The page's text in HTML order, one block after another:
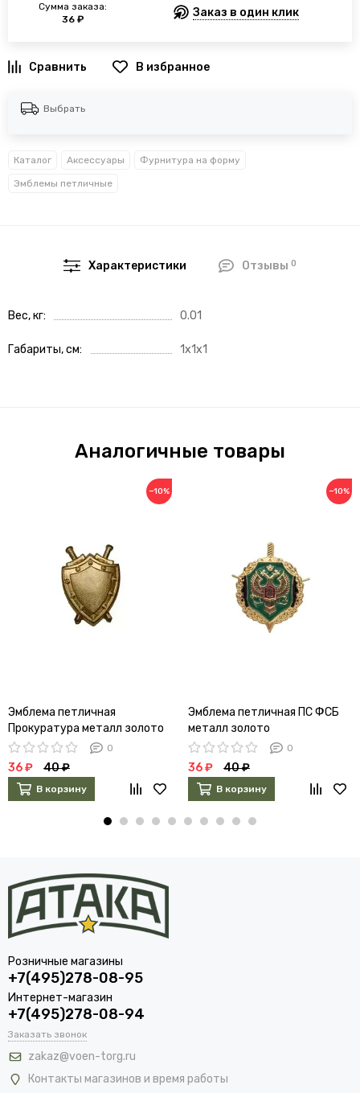
Сумма заказа:
36 ₽
Заказ в один клик
В избранное
Выбрать
Каталог Аксессуары Фурнитура на форму
Эмблемы петличные
Характеристики Отзывы 0
Вес, кг 0.01
Габариты, см 1x1x1
Аналогичные товары
−10%
Эмблема петличная
Прокуратура металл золото
0
36 ₽ 40 ₽
В корзину
−10%
Эмблема петличная ПС ФСБ
металл золото
0
36 ₽ 40 ₽
В корзину
Розничные магазины
+7(495)278-08-95
Интернет-магазин
+7(495)278-08-94
Заказать звонок
zakaz@voen-torg.ru
Контакты магазинов и время работы